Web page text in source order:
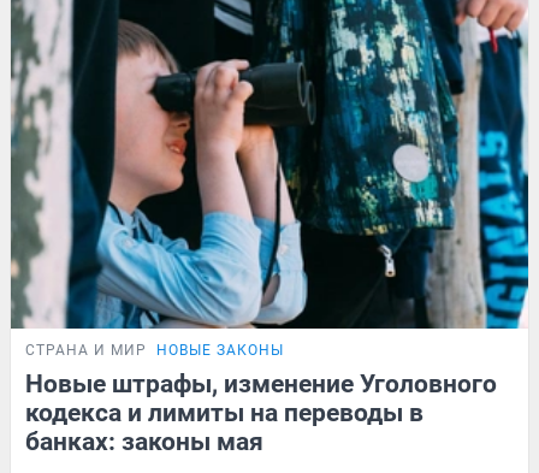
СТРАНА И МИР НОВЫЕ ЗАКОНЫ
Новые штрафы, изменение Уголовного
кодекса и лимиты на переводы в
банках: законы мая